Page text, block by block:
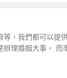
，我們都可以提
理婚姻大事。 而